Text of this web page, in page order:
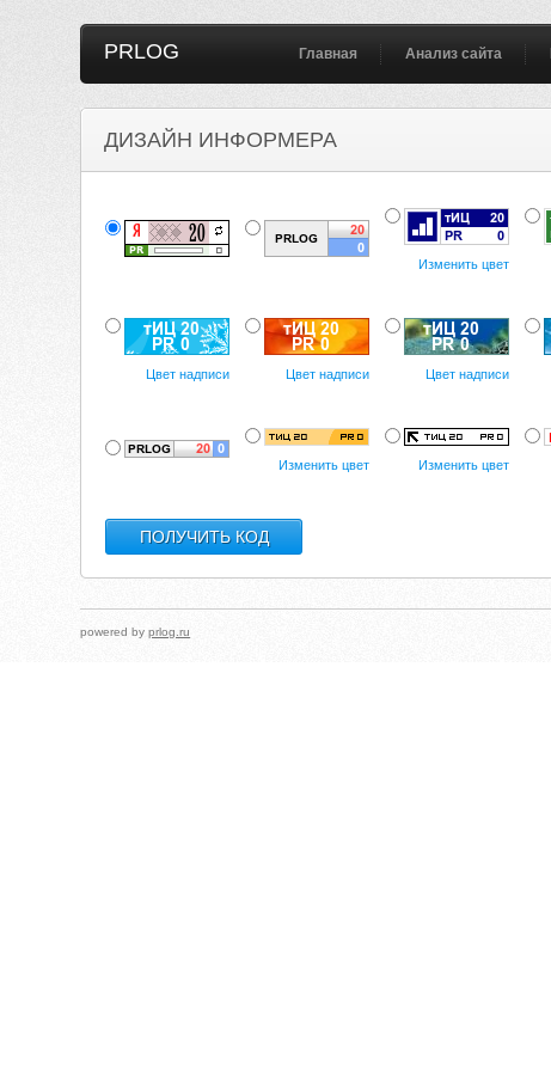
PRLOG Главная Анализ сайта
ДИЗАЙН ИНФОРМЕРА
Изменить цвет
Цвет надписи Цвет надписи Цвет надписи
Изменить цвет Изменить цвет
powered byprlog.ru